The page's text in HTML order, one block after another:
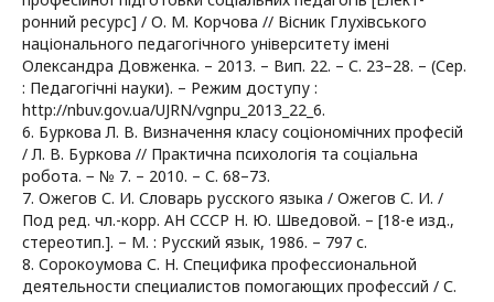
ронний ресурс] / О. М. Корчова // Вісник Глухівського
національного педагогічного університету імені
Олександра Довженка. – 2013. – Вип. 22. – С. 23–28. – (Сер.
: Педагогічні науки). – Режим доступу :
http://nbuv.gov.ua/UJRN/vgnpu_2013_22_6.
6. Буркова Л. В. Визначення класу соціономічних професій
/ Л. В. Буркова // Практична психологія та соціальна
робота. − № 7. – 2010. – С. 68–73.
7. Ожегов С. И. Словарь русского языка / Ожегов С. И. /
Под ред. чл.-корр. АН СССР Н. Ю. Шведовой. – [18-е изд.,
стереотип.]. – М. : Русский язык, 1986. – 797 с.
8. Сорокоумова С. Н. Специфика профессиональной
деятельности специалистов помогающих профессий / С.